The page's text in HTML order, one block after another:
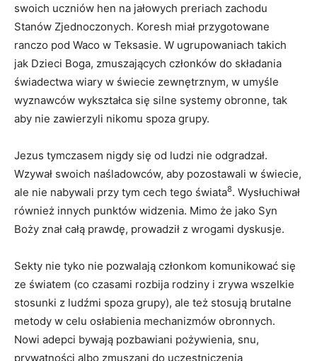
swoich uczniów hen na jałowych preriach zachodu
Stanów Zjednoczonych. Koresh miał przygotowane
ranczo pod Waco w Teksasie. W ugrupowaniach takich
jak Dzieci Boga, zmuszających członków do składania
świadectwa wiary w świecie zewnętrznym, w umyśle
wyznawców wykształca się silne systemy obronne, tak
aby nie zawierzyli nikomu spoza grupy.
Jezus tymczasem nigdy się od ludzi nie odgradzał.
Wzywał swoich naśladowców, aby pozostawali w świecie,
ale nie nabywali przy tym cech tego świata8. Wysłuchiwał
również innych punktów widzenia. Mimo że jako Syn
Boży znał całą prawdę, prowadził z wrogami dyskusje.
Sekty nie tyko nie pozwalają członkom komunikować się
ze światem (co czasami rozbija rodziny i zrywa wszelkie
stosunki z ludźmi spoza grupy), ale też stosują brutalne
metody w celu osłabienia mechanizmów obronnych.
Nowi adepci bywają pozbawiani pożywienia, snu,
prywatności albo zmuszani do uczestniczenia